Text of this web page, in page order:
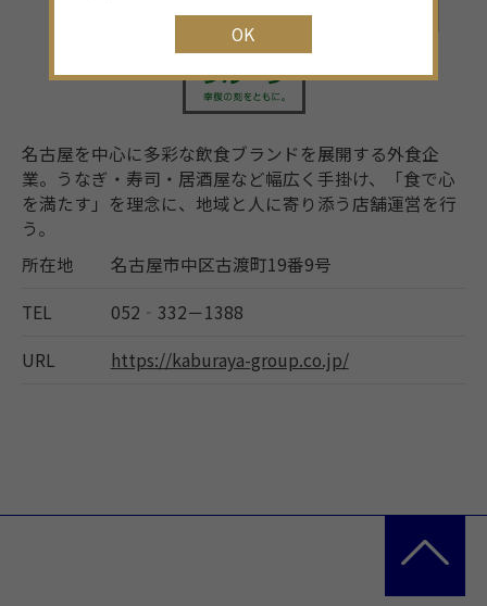
名古屋を中心に多彩な飲食ブランドを展開する外食企
業。うなぎ・寿司・居酒屋など幅広く手掛け、「食で心
を満たす」を理念に、地域と人に寄り添う店舗運営を行
う。
所在地
名古屋市中区古渡町19番9号
TEL
052‐332－1388
URL
https://kaburaya-group.co.jp/
OK